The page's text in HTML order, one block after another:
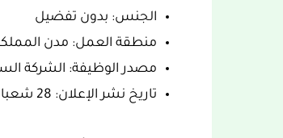
الجنس: بدون تفضيل
منطقة العمل: مدن
مصدر الوظيفة: الشركة
تاريخ نشر الإعلان: 28 شعبان 1444هـ، الموافق 20 مارس 2023.